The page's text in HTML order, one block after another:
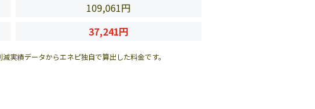
109,061円
37,241円
実績データからエネピ独自で算出した料金です。